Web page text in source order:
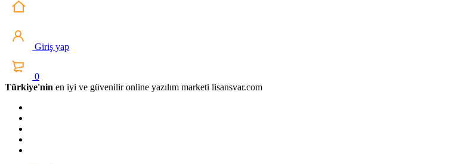
Giriş yap
0
Türkiye'nin en iyi ve güvenilir online yazılım marketi lisansvar.com